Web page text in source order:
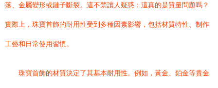
落、金屬變形或鏈子斷裂。這不禁讓人疑惑：這真的是質量問題嗎？
實際上，珠寶首飾的耐用性受到多種因素影響，包括材質特性、制作
工藝和日常使用習慣。
珠寶首飾的材質決定了其基本耐用性。例如，黃金、鉑金等貴金